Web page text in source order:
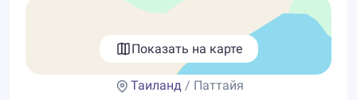
Показать на карте
Таиланд/ Паттайя